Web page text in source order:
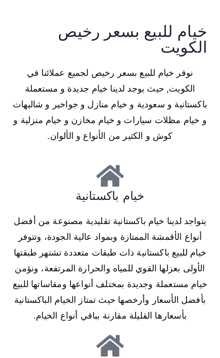
خيام للبيع بسعر رخيص
الكويت
نوفر خيام للبيع بسعر رخيص لجميع عملائنا في
الكويت, حيث يوجد لدينا خيام جديدة و مستعملة
باكستانية و سعودية و خيام منازل و جواخير و شاليهات
و خيام مظلات سيارات و خيام مخازن و خيام منزلية و
كوش و الكثير من الأنواع و الألوان.
خيام باكستانية
يتواجد لدينا خيام باكستانية تقليدية مصنوعة من أفضل
أنواع الأقمشة الممتازة وبمواد عالية الجودة، وتتوفر
خيام للبيع باكستانية ذات طبقات متعددة تشتهر طبقتها
الأولى بعزلها القوي للمياه والحرارة المرتفعة، ونؤمن
خيام مستعملة وجديدة بمختلف أنواعها ومقاساتها للبيع
بأفضل الأسعار وأرخصها حيث تمتاز الخيام الباكستانية
بأسعارها القليلة مقارنة بباقي أنواع الخيام.